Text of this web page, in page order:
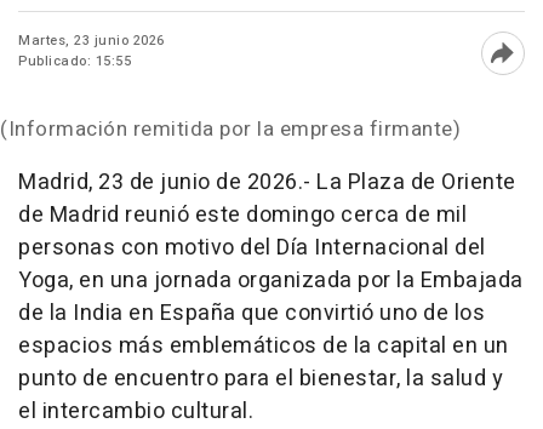
Martes, 23 junio 2026
Publicado: 15:55
(Información remitida por la empresa firmante)
Madrid, 23 de junio de 2026.- La Plaza de Oriente
de Madrid reunió este domingo cerca de mil
personas con motivo del Día Internacional del
Yoga, en una jornada organizada por la Embajada
de la India en España que convirtió uno de los
espacios más emblemáticos de la capital en un
punto de encuentro para el bienestar, la salud y
el intercambio cultural.